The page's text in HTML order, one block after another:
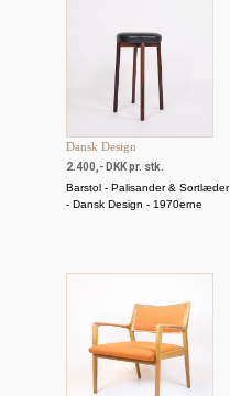
Dansk Design
2.400,- DKK pr. stk.
Barstol - Palisander & Sortlæder
- Dansk Design - 1970erne